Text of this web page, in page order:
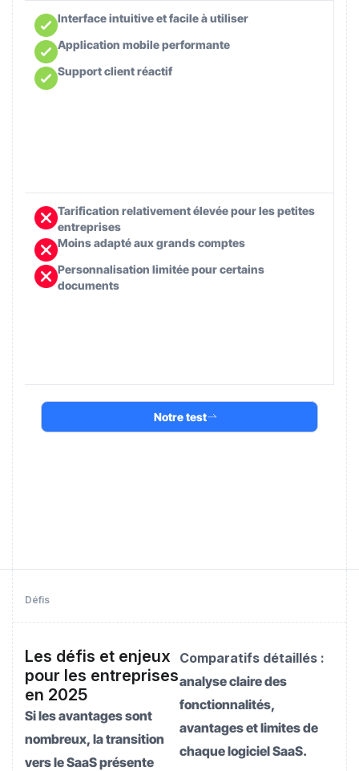
Interface intuitive et facile à utiliser
Application mobile performante
Support client réactif
Tarification relativement élevée pour les petites
entreprises
Moins adapté aux grands comptes
Personnalisation limitée pour certains
documents
Notre test
Défis
Les défis et enjeux
pour les entreprises
en 2025
Si les avantages sont
nombreux, la transition
vers le SaaS présente
Comparatifs détaillés :
analyse claire des
fonctionnalités,
avantages et limites de
chaque logiciel SaaS.